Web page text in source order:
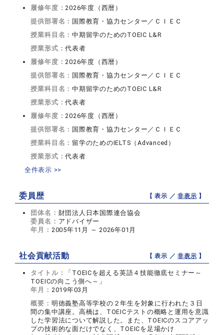
履修年度：2026年度（西暦）
提供部署名： 国際教育・協力センター／ＣＩＥＣ
授業科目名：中期留学のためのTOEIC L&R
授業形式：代表者
履修年度：2026年度（西暦）
提供部署名： 国際教育・協力センター／ＣＩＥＣ
授業科目名：中期留学のためのTOEIC L&R
授業形式：代表者
履修年度：2026年度（西暦）
提供部署名： 国際教育・協力センター／ＣＩＥＣ
授業科目名： 留学のためのIELTS（Advanced）
授業形式：代表者
全件表示 >>
委員歴 【 表示 ／非表示 】
団体名： 財団法人日本国際連合協会
委員名： アドバイザー
年月： 2005年11月 ～ 2026年01月
社会貢献活動 【 表示 ／非表示 】
タイトル：
「TOEICを超える英語４技能徹底セミナー～
TOEICの向こう側へ～」
年月： 2019年03月
概要： 明徳義塾高等学校の２年生を対象に行われた３日
間の集中講座。高橋は、TOEICテストの概略と運用を意識
した学習法について解説した。また、TOEICのスコアアッ
プの技術的な面だけでなく、TOEICを足場かけ